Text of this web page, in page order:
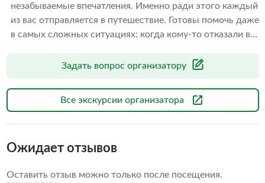
незабываемые впечатления. Именно ради этого каждый
из вас отправляется в путешествие. Готовы помочь даже
в самых сложных ситуациях: когда кому-то отказали в
впечатления от проведенных экскурсий другими
клиенты остались довольны. А дальше выбор за вами
Задать вопрос организатору
Все экскурсии организатора
Ожидает отзывов
Оставить отзыв можно только после посещения.